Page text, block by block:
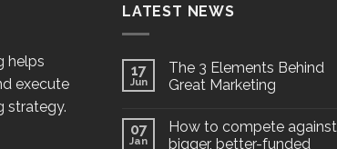
helps
execute
strategy.
LATEST NEWS
17
Jun
The 3 Elements Behind
Great Marketing
07
Jan
How to compete against
bigger, better-funded